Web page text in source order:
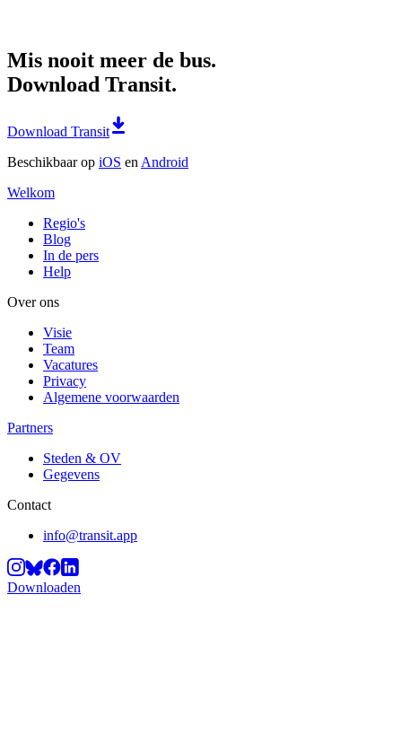
Mis nooit meer de bus.
Download Transit.
Download Transit
Beschikbaar op iOS en Android
Welkom
Regio's
Blog
In de pers
Help
Over ons
Visie
Team
Vacatures
Privacy
Algemene voorwaarden
Partners
Steden & OV
Gegevens
Contact
info@transit.app
Downloaden